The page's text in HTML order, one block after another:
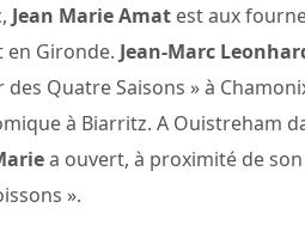
Jean Marie Amat est aux
en Gironde. Jean-Marc
Quatre Saisons » à
à Biarritz. A Ouistreham
a ouvert, à proximité de
».